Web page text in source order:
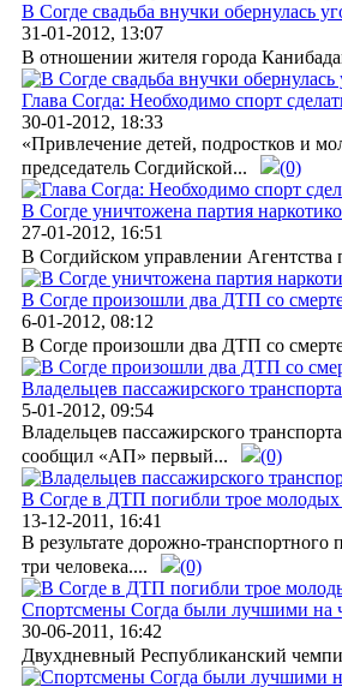
В Согде свадьба внучки обернулась
31-01-2012, 13:07
В отношении жителя города
Глава Согда: Необходимо спорт
30-01-2012, 18:33
«Привлечение детей, подростков и
председатель Согдийской...
(0)
В Согде уничтожена партия
27-01-2012, 16:51
В Согдийском управлении Агентства
В Согде произошли два ДТП со
6-01-2012, 08:12
В Согде произошли два ДТП со
Владельцев пассажирского
5-01-2012, 09:54
Владельцев пассажирского
сообщил «АП» первый...
(0)
В Согде в ДТП погибли трое молодых
13-12-2011, 16:41
В результате дорожно-
три человека....
(0)
Спортсмены Согда были лучшими на
30-06-2011, 16:42
Двухдневный Республиканский